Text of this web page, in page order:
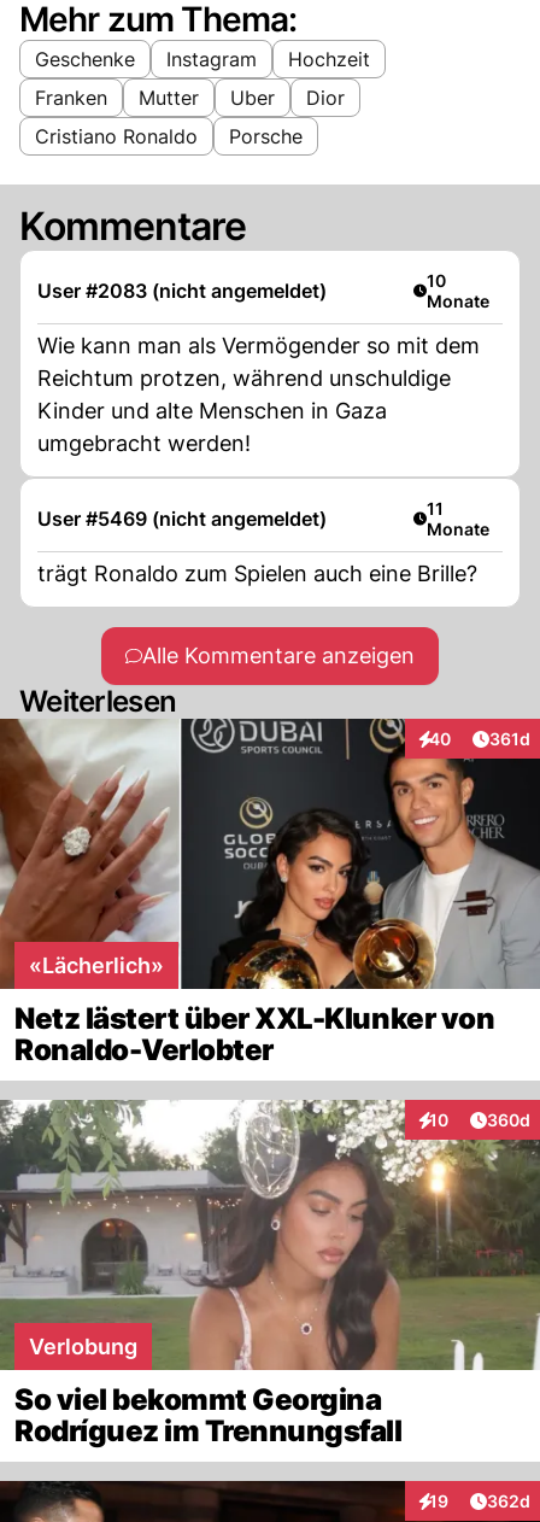
Mehr zum Thema:
Geschenke Instagram
Hochzeit
Franken
Mutter Uber
Dior
Cristiano Ronaldo
Porsche
Kommentare
User #2083 (nicht angemeldet) Artikel
10
Monate
Wie kann man als Vermögender so mit dem
Reichtum protzen, während unschuldige
Kinder und alte Menschen in Gaza
umgebracht werden!
User #5469 (nicht angemeldet) Artikel
11
Monate
trägt Ronaldo zum Spielen auch eine Brille?
Alle Kommentare anzeigen
Weiterlesen
40
Interaktionen
361d
«Lächerlich»
Netz lästert über XXL-Klunker von
Ronaldo-Verlobter
10
Interaktionen
360d
Verlobung
So viel bekommt Georgina
Rodríguez im Trennungsfall
19
Interaktionen
362d